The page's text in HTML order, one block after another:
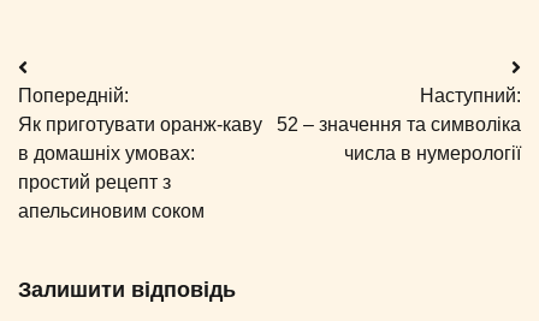
Навігація
записів
Попередній:
Як приготувати оранж-каву
в домашніх умовах:
простий рецепт з
апельсиновим соком
Наступний:
52 – значення та символіка
числа в нумерології
Залишити відповідь